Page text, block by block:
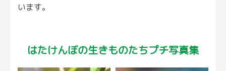
います。
はたけんぼの生きものたちプチ写真集